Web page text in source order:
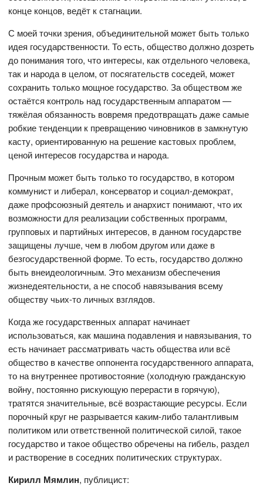
конце концов, ведёт к стагнации.
С моей точки зрения, объединительной может быть только
идея государственности. То есть, общество должно дозреть
до понимания того, что интересы, как отдельного человека,
так и народа в целом, от посягательств соседей, может
сохранить только мощное государство. За обществом же
остаётся контроль над государственным аппаратом —
тяжёлая обязанность вовремя предотвращать даже самые
робкие тенденции к превращению чиновников в замкнутую
касту, ориентированную на решение кастовых проблем,
ценой интересов государства и народа.
Прочным может быть только то государство, в котором
коммунист и либерал, консерватор и социал-демократ,
даже профсоюзный деятель и анархист понимают, что их
возможности для реализации собственных программ,
групповых и партийных интересов, в данном государстве
защищены лучше, чем в любом другом или даже в
безгосударственной форме. То есть, государство должно
быть внеидеологичным. Это механизм обеспечения
жизнедеятельности, а не способ навязывания всему
обществу чьих-то личных взглядов.
Когда же государственных аппарат начинает
использоваться, как машина подавления и навязывания, то
есть начинает рассматривать часть общества или всё
общество в качестве оппонента государственного аппарата,
то на внутреннее противостояние (холодную гражданскую
войну, постоянно рискующую перерасти в горячую),
тратятся значительные, всё возрастающие ресурсы. Если
порочный круг не разрывается каким-либо талантливым
политиком или ответственной политической силой, такое
государство и такое общество обречены на гибель, раздел
и растворение в соседних политических структурах.
Кирилл Мямлин, публицист: